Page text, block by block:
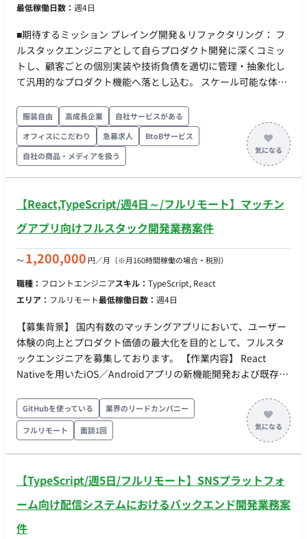
最低稼働日数： 週4日
■期待するミッション プレイング開発＆リファクタリング： フ
ルスタックエンジニアとして自らプロダクト開発に深くコミッ
トし、顧客ごとの個別実装や技術負債を適切に管理・抽象化し
て汎用的なプロダクト機能へ落とし込む。 スケール可能な体制
リッドで持続可能な開発体制の整備。 プロセスの標準化：
GitHub、Issue管理、PRレビュー、リリースフロー、品質管理
（QA）の標準化と仕組み化の推進。 次世代カルチャーの構築：
AI駆動開発を組織全体にプロセス導入し、開発生産性を最大化
するエンジニアリング文化の構築。 採用戦略のリード： シリー
ロージングまでを主導し、優秀なメンバーを惹きつけて口説き
落とす。 ■担当工程（業務範囲） 組織マネジメント、採用、開
まで一気通貫。 ■チーム体制 現在は少数精鋭のチームです。
開発環境 フロントエンド: React / TypeScript バックエンド:
Node.js / TypeScript データベース: PostgreSQL クラウドイン
WebRTC）: PBX (Asterisk) / SBC (OpenSIPS) / LiveKit ■案件の
魅力 創業初期段階から、スケール組織へ移行する重要フェーズ
の組織設計を主導できます。 AI駆動開発を組織に導入し、従来
とは異なる高生産性なエンジニアリング組織を作る実験ができ
ます。
服装自由 高成長企業
自社サービスがある
オフィスにこだわり
急募求人
BtoBサービス
自社の商品・メディアを扱う
【React,TypeScript/週4日～/フルリモート】マッチン
グアプリ向けフルスタック開発業務案件
〜1,200,000 円／月 （※月160時間稼働の場合・税別）
職種： フロントエンジニアスキル： TypeScript, React
エリア： フルリモート最低稼働日数： 週4日
【募集背景】 国内有数のマッチングアプリにおいて、ユーザー
体験の向上とプロダクト価値の最大化を目的として、フルスタ
ックエンジニアを募集しております。 【作業内容】 React
Nativeを用いたiOS／Androidアプリの新機能開発および既存機
重視した機能実装、UI/UX改善、アプリのパフォーマンス向
上、安定したアプリ体験の提供などを担っていただきます。ま
た、バックエンドとの連携を意識した実装やAPI仕様の理解を通
じて、プロダクト全体を見据えた開発にも関わっていただきま
わった実装ができる方を求めております。プロダクトやチーム
と向き合いながら主体的に開発を進められ、職種の垣根を越え
方を歓迎いたします。変化や改善を前向きに捉え、継続的に学
GitHubを使っている
業界のリードカンパニー
フルリモート
面談1回
【TypeScript/週5日/フルリモート】SNSプラットフォ
ーム向け配信システムにおけるバックエンド開発業務案
件